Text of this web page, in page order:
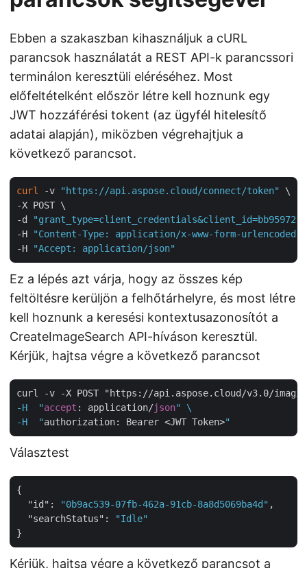
Ebben a szakaszban kihasználjuk a cURL
parancsok használatát a REST API-k parancssori
terminálon keresztüli eléréséhez. Most
előfeltételként először létre kell hoznunk egy
JWT hozzáférési tokent (az ügyfél hitelesítő
adatai alapján), miközben végrehajtjuk a
következő parancsot.
curl -v "https://api.aspose.cloud/connect/token"
\
-X POST \
-d
"grant_type=client_credentials&client_id=bb959721-
-H
"Content-Type: application/x-www-form-urlencoded"
-H
"Accept: application/json"
Ez a lépés azt várja, hogy az összes kép
feltöltésre kerüljön a felhőtárhelyre, és most létre
kell hoznunk a keresési kontextusazonosítót a
CreateImageSearch API-híváson keresztül.
Kérjük, hajtsa végre a következő parancsot
curl -v -X POST "https://api.aspose.cloud/v3.0/
-H  "accept : application/json" \
-H  "authorization: Bearer <JWT Token>
Választest
{
"id" : "0b9ac539-07fb-462a-91cb-8a8d5069ba4d" ,
"searchStatus" :
"Idle"
Kérjük, hajtsa végre a következő parancsot a